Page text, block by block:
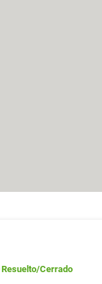
Resuelto/Cerrado